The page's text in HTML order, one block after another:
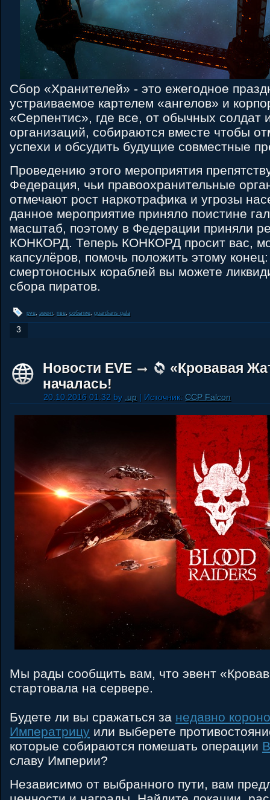
Сбор «Хранителей» - это ежегодное
устраиваемое картелем «ангелов» и
«Серпентис», где все, от обычных солдат
организаций, собираются вместе чтобы
успехи и обсудить будущие совместные
Проведению этого мероприятия
Федерация, чьи правоохранительные
отмечают рост наркотрафика и угрозы
данное мероприятие приняло поистине
масштаб, поэтому в Федерации приняли
КОНКОРД. Теперь КОНКОРД просит вас,
капсулёров, помочь положить этому
смертоносных кораблей вы можете
сбора пиратов.
pve, эвент, пве, событие, guardians gala
3
Новости EVE
«Кровавая
началась!
20.10.2016 01:32 by .up | Источник: CCP Falcon
Мы рады сообщить вам, что эвент
стартовала на сервере.
Будете ли вы сражаться за недавно
Императрицу или выберете
которые собираются помешать операции
славу Империи?
Независимо от выбранного пути, вам